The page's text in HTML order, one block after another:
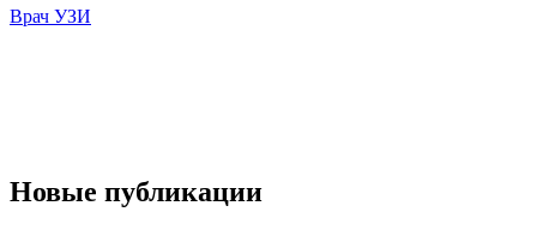
Врач УЗИ
Новые публикации